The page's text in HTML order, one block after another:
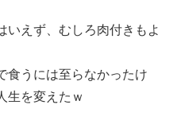
いえず、むしろ肉付きもよ
食うには至らなかったけ
生を変えたｗ